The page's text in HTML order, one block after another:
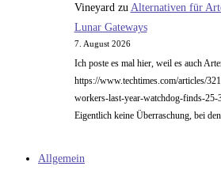
Vineyard zu Alternativen für
Lunar Gateways
7. August 2026
Ich poste es mal hier, weil es auch
https://www.techtimes.com/articles/
workers-last-year-watchdog-finds-
Eigentlich keine Überraschung, bei
Allgemein